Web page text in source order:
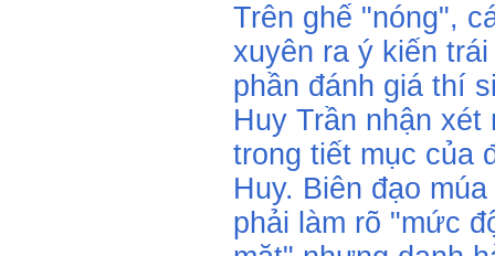
Trên ghế "nóng",
xuyên ra ý kiến
phần đánh giá thí
Huy Trần nhận
trong tiết mục của
Huy. Biên đạo
phải làm rõ "mức